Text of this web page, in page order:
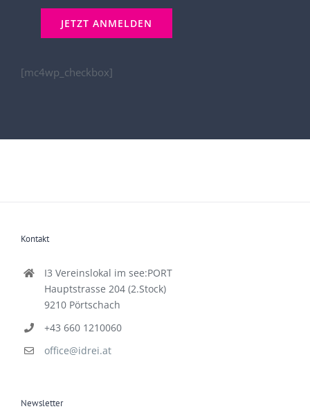
[mc4wp_checkbox]
Kontakt
I3 Vereinslokal im see:PORT
Hauptstrasse 204 (2.Stock)
9210 Pörtschach
+43 660 1210060
office@idrei.at
Newsletter